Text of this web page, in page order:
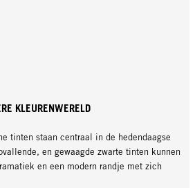
KLEURENWERELD
tinten staan centraal in de hedendaagse
en gewaagde zwarte tinten kunnen
en een modern randje met zich